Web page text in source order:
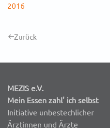
2016
Zurück
MEZIS e.V.
Mein Essen zahl' ich selbst
Initiative unbestechlicher
Ärztinnen und Ärzte